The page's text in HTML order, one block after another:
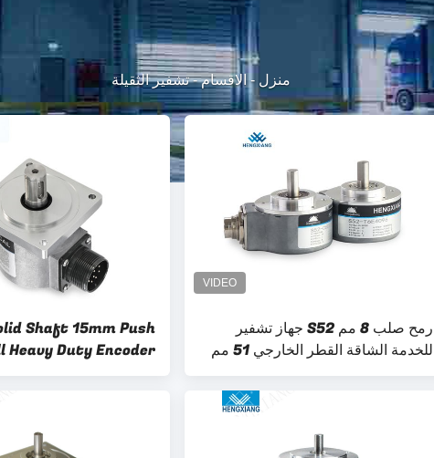
منزل - الاقسام-تشفير الثقيلة
Shaft 15mm Push
Heavy Duty Encoder
رمح صلب 8 مم S52 جهاز تشفير
للخدمة الشاقة القطر الخارجي 51 مم